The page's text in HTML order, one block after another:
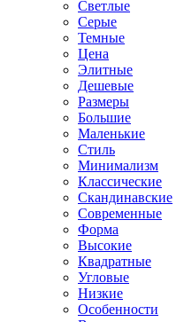
Светлые
Серые
Темные
Цена
Элитные
Дешевые
Размеры
Большие
Маленькие
Стиль
Минимализм
Классические
Скандинавские
Современные
Форма
Высокие
Квадратные
Угловые
Низкие
Особенности